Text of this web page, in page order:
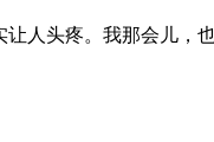
人头疼。我那会儿，